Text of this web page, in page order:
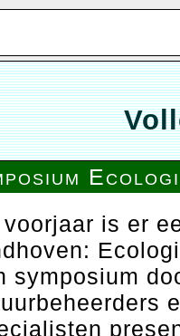
voorjaar is er
symposium